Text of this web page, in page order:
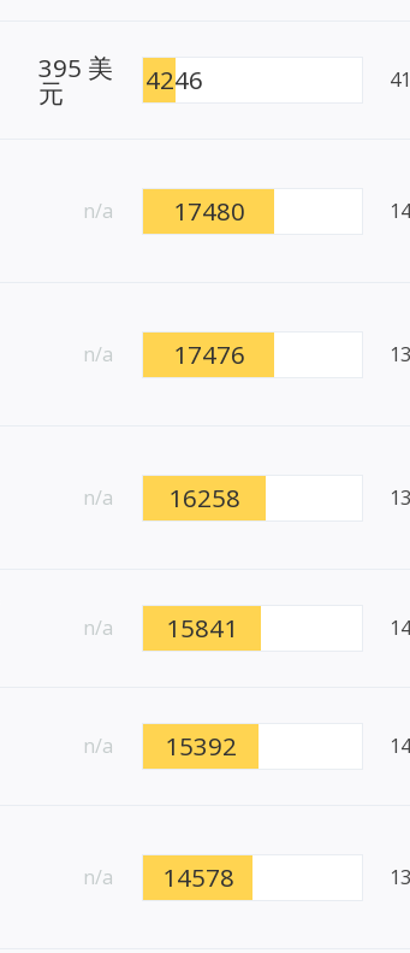
395 美
元 4246
n/a 17480
n/a 17476
n/a 16258
n/a 15841
n/a 15392
n/a 14578